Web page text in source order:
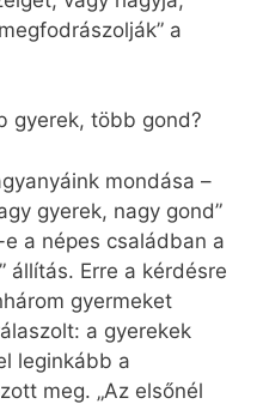
a
gyerek, több gond?
mondása –
gyerek, nagy gond”
a népes családban a
állítás. Erre a kérdésre
gyermeket
a gyerekek
leginkább a
meg. „Az elsőnél